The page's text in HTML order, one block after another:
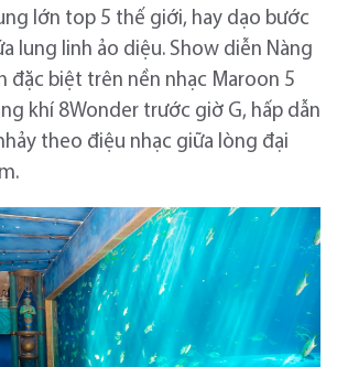
lớn top 5 thế giới, hay dạo bước
lung linh ảo diệu. Show diễn Nàng
đặc biệt trên nền nhạc Maroon 5
khí 8Wonder trước giờ G, hấp dẫn
theo điệu nhạc giữa lòng đại